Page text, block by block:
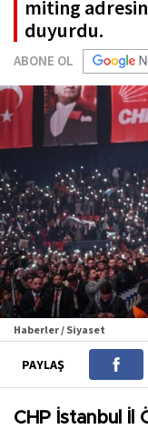
miting
duyurdu.
ABONE OL
Haberler / Siyaset
PAYLAŞ
CHP İstanbul İl